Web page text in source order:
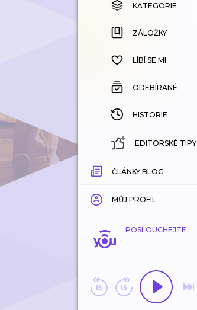
KATEGORIE
ZÁLOŽKY
HISTORIE
KATEGORIE
ZÁLOŽKY
LÍBÍ SE MI
ODEBÍRANÉ
HISTORIE
EDITORSKÉ TIPY
ČLÁNKY BLOG
MŮJ PROFIL
POSLOUCHEJTE